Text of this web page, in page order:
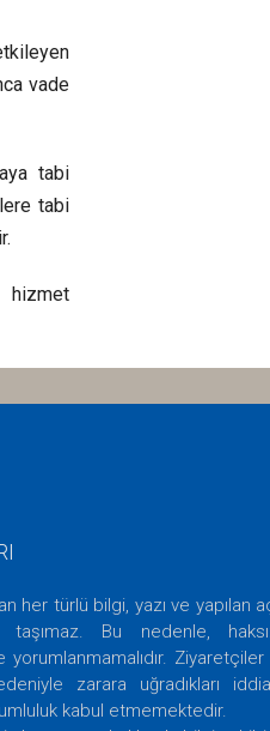
vade
tabi
tabi
hizmet
her türlü bilgi, yazı ve yapılan
taşımaz. Bu nedenle,
yorumlanmamalıdır.
zarara uğradıkları
kabul etmemektedir.